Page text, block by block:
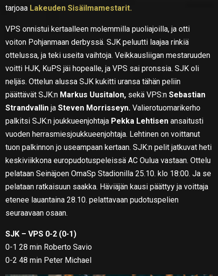
tarjoaa Lakeuden Sisäilmamestarit.
VPS onnistui kertaalleen molemmilla puoliajoilla, ja otti
voiton Pohjanmaan derbyssä. SJK peluutti laajaa rinkiä
ottelussa, ja teki useita vaihtoja. Veikkausliigan mestaruuden
voitti HJK, KuPS jäi hopealle, ja VPS sai pronssia. SJK oli
neljäs. Ottelun alussa SJK kukitti uransa tähän peliin
päättävät SJK:n Markus Uusitalon, sekä VPS:nSebastian
Strandvallin jaSteven Morrisseyn. Valierotuomarikerho
palkitsi SJK:n joukkueenjohtaja Pekka Lehtisen ansaitusti
vuoden herrasmiesjoukkueenjohtaja. Lehtinen on voittanut
tuon palkinnon jo useampaan kertaan. SJK:n pelit jatkuvat heti
keskiviikkona europudotuspeleissä AC Oulua vastaan. Ottelu
pelataan Seinäjoen OmaSp Stadionilla 25.10. klo 18:00. Ja se
pelataan ratkaisuun saakka. Häviäjän kausi päättyy ja voittaja
etenee lauantaina 28.10. pelattavaan pudotuspelien
seuraavaan osaan.
SJK – VPS 0-2 (0-1)
0-1 28 min Roberto Savio
0-2 48 min Peter Michael